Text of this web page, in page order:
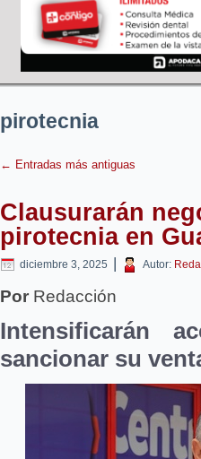
pirotecnia
← Entradas más antiguas
Clausurarán
pirotecnia en
diciembre 3, 2025 | Autor:
Por Redacción
Intensificarán
sancionar su